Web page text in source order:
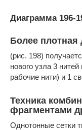
Диаграмма 196-
Более плотная
(рис. 198)
нового узла 3
рабочие нити) и 1
Техника
фрагментами
Однотонные сетки